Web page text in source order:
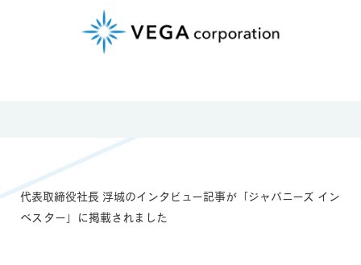
代表取締役社長 浮城のインタビュー記事が「ジャパニーズ イン
ベスター」に掲載されました